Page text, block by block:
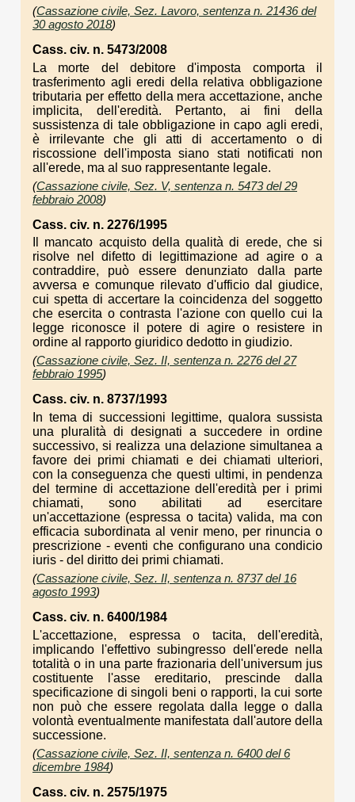
(Cassazione civile, Sez. Lavoro, sentenza n. 21436 del
30 agosto 2018)
Cass. civ. n. 5473/2008
La morte del debitore d'imposta comporta il
trasferimento agli eredi della relativa obbligazione
tributaria per effetto della mera accettazione, anche
implicita, dell'eredità. Pertanto, ai fini della
sussistenza di tale obbligazione in capo agli eredi,
è irrilevante che gli atti di accertamento o di
riscossione dell'imposta siano stati notificati non
all'erede, ma al suo rappresentante legale.
(Cassazione civile, Sez. V, sentenza n. 5473 del 29
febbraio 2008)
Cass. civ. n. 2276/1995
Il mancato acquisto della qualità di erede, che si
risolve nel difetto di legittimazione ad agire o a
contraddire, può essere denunziato dalla parte
avversa e comunque rilevato d'ufficio dal giudice,
cui spetta di accertare la coincidenza del soggetto
che esercita o contrasta l'azione con quello cui la
legge riconosce il potere di agire o resistere in
ordine al rapporto giuridico dedotto in giudizio.
(Cassazione civile, Sez. II, sentenza n. 2276 del 27
febbraio 1995)
Cass. civ. n. 8737/1993
In tema di successioni legittime, qualora sussista
una pluralità di designati a succedere in ordine
successivo, si realizza una delazione simultanea a
favore dei primi chiamati e dei chiamati ulteriori,
con la conseguenza che questi ultimi, in pendenza
del termine di accettazione dell'eredità per i primi
chiamati, sono abilitati ad esercitare
un'accettazione (espressa o tacita) valida, ma con
efficacia subordinata al venir meno, per rinuncia o
prescrizione - eventi che configurano una condicio
iuris - del diritto dei primi chiamati.
(Cassazione civile, Sez. II, sentenza n. 8737 del 16
agosto 1993)
Cass. civ. n. 6400/1984
L'accettazione, espressa o tacita, dell'eredità,
implicando l'effettivo subingresso dell'erede nella
totalità o in una parte frazionaria dell'universum jus
costituente l'asse ereditario, prescinde dalla
specificazione di singoli beni o rapporti, la cui sorte
non può che essere regolata dalla legge o dalla
volontà eventualmente manifestata dall'autore della
successione.
(Cassazione civile, Sez. II, sentenza n. 6400 del 6
dicembre 1984)
Cass. civ. n. 2575/1975